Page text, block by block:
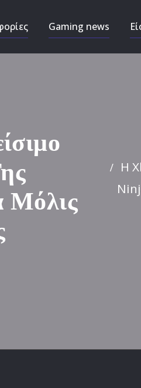
Gaming news
Μόλις
Η